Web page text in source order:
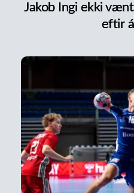
Jakob Ingi ekki
eftir